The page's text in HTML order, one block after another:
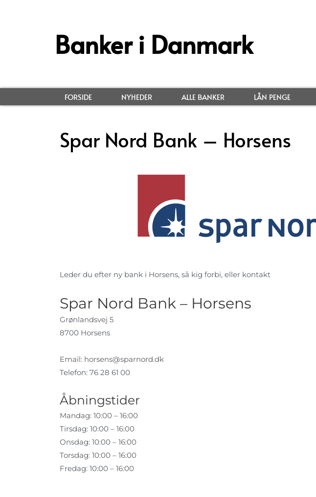
Banker i Danmark
FORSIDE NYHEDER ALLE BANKER LÅN PENGE
Spar Nord Bank – Horsens
Leder du efter ny bank i Horsens, så kig forbi, eller kontakt
Spar Nord Bank – Horsens
Grønlandsvej 5
8700 Horsens
Email: horsens@sparnord.dk
Telefon: 76 28 61 00
Åbningstider
Mandag: 10:00 – 16:00
Tirsdag: 10:00 – 16:00
Onsdag: 10:00 – 16:00
Torsdag: 10:00 – 16:00
Fredag: 10:00 – 16:00